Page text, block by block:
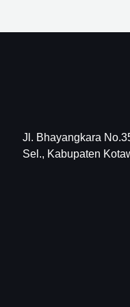
Jl. Bhayangkara
Sel., Kabupaten